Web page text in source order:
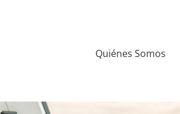
Quiénes Somos